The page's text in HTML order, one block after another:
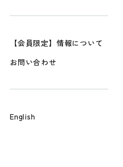
【会員限定】情報について
お問い合わせ
English